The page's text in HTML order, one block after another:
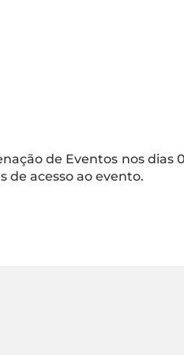
de Eventos nos dias
de acesso ao evento.